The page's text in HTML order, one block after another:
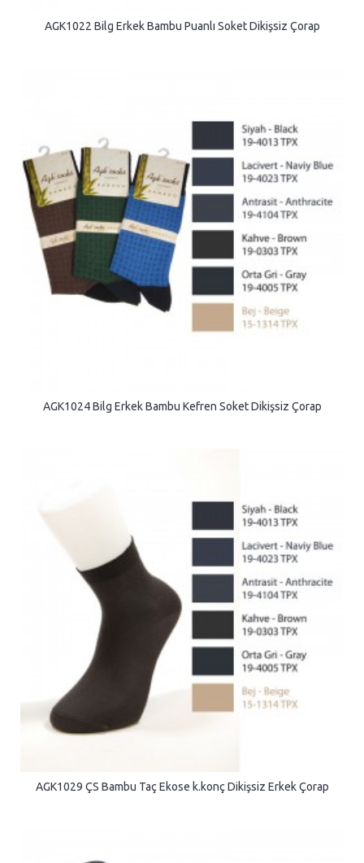
AGK1022 Bilg Erkek Bambu Puanlı Soket Dikişsiz Çorap
AGK1024 Bilg Erkek Bambu Kefren Soket Dikişsiz Çorap
AGK1029 ÇS Bambu Taç Ekose k.konç Dikişsiz Erkek Çorap